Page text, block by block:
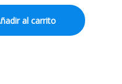
al carrito